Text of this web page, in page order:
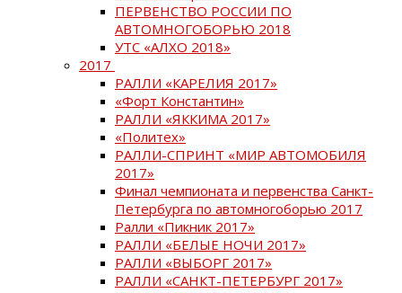
ПЕРВЕНСТВО РОССИИ ПО
АВТОМНОГОБОРЬЮ 2018
УТС «АЛХО 2018»
2017
РАЛЛИ «КАРЕЛИЯ 2017»
«Форт Константин»
РАЛЛИ «ЯККИМА 2017»
«Политех»
РАЛЛИ-СПРИНТ «МИР АВТОМОБИЛЯ
2017»
Финал чемпионата и первенства Санкт-
Петербурга по автомногоборью 2017
Ралли «Пикник 2017»
РАЛЛИ «БЕЛЫЕ НОЧИ 2017»
РАЛЛИ «ВЫБОРГ 2017»
РАЛЛИ «САНКТ-ПЕТЕРБУРГ 2017»